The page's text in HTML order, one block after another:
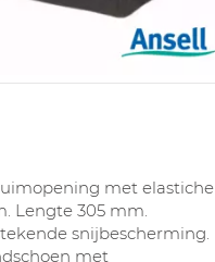
met elastiche
Lengte 305 mm.
snijbescherming.
met